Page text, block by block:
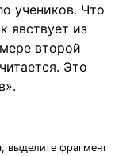
учеников. Что
явствует из
второй
Это
выделите фрагмент